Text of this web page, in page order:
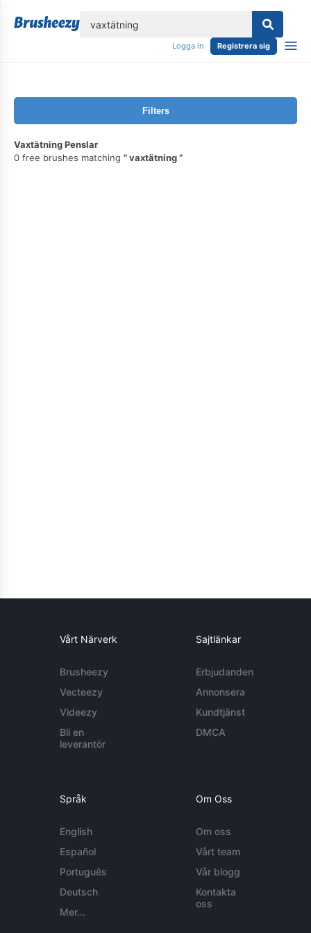
Logga in Registrera sig
Filters
Vaxtätning Penslar
0 free brushes matching
vaxtätning
Vårt Närverk
Brusheezy
Vecteezy
Videezy
Bli en
leverantör
Sajtlänkar
Erbjudanden
Annonsera
Kundtjänst
DMCA
Språk
English
Español
Português
Deutsch
Mer...
Om Oss
Om oss
Vårt team
Vår blogg
Kontakta
oss